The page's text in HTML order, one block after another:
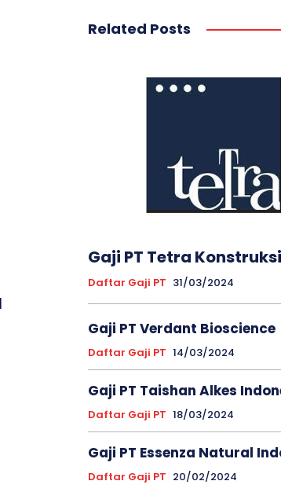
Related Posts
Gaji PT Tetra
Daftar Gaji PT 31/03/2024
Gaji PT Verdant Bioscience
Daftar Gaji PT 14/03/2024
Gaji PT Taishan Alkes
Daftar Gaji PT 18/03/2024
Gaji PT Essenza Natural
Daftar Gaji PT 20/02/2024